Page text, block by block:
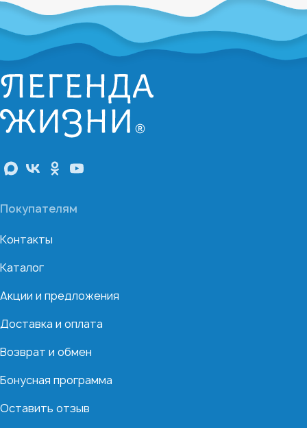
Покупателям
Контакты
Каталог
Акции и предложения
Доставка и оплата
Возврат и обмен
Бонусная программа
Оставить отзыв